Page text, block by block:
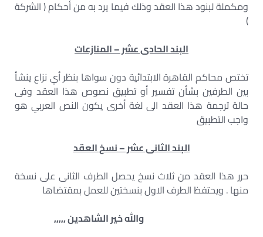
ومكملة لبنود هذا العقد وذلك فيما يرد به من أحكام ( الشركة
)
البند الحادى عشر – المنازعات
تختص محاكم القاهرة الابتدائية دون سواها بنظر أي نزاع ينشأ
بين الطرفين بشأن تفسير أو تطبيق نصوص هذا العقد وفى
حالة ترجمة هذا العقد الى لغة أخرى يكون النص العربي هو
واجب التطبيق
البند الثانى عشر – نسخ العقد
حرر هذا العقد من ثلاث نسخ يحصل الطرف الثانى على نسخة
منها . ويحتفظ الطرف الاول بنسختين للعمل بمقتضاها
والله خير الشاهدين ,,,,,